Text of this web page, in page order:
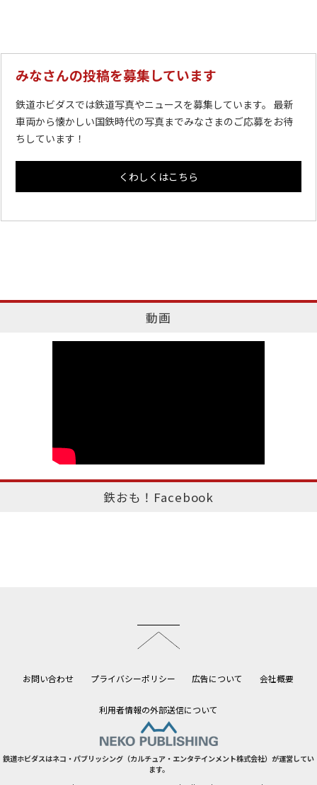
みなさんの投稿を募集しています
鉄道ホビダスでは鉄道写真やニュースを募集しています。 最新
車両から懐かしい国鉄時代の写真までみなさまのご応募をお待
ちしています！
くわしくはこちら
動画
鉄おも！Facebook
お問い合わせ プライバシーポリシー 広告について 会社概要
利用者情報の外部送信について
鉄道ホビダスはネコ・パブリッシング（カルチュア・エンタテインメント株式会社）が運営してい
ます。